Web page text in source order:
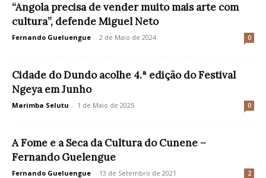
“Angola precisa de vender muito mais arte com
cultura”, defende Miguel Neto
Fernando Gueluengue - 2 de Maio de 2024 0
Cidade do Dundo acolhe 4.ª edição do Festival
Ngeya em Junho
Marimba Selutu - 1 de Maio de 2025 0
A Fome e a Seca da Cultura do Cunene –
Fernando Guelengue
Fernando Gueluengue - 13 de Setembro de 2021 2